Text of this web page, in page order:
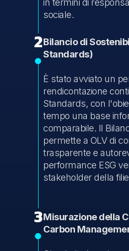
in termini di
sociale.
2Bilancio di
Standards)
È stato avviato un
rendicontazione
Standards, con
tempo una base
comparabile. Il
permette a OLV di
trasparente e
performance ESG
stakeholder della
3Misurazione della
Carbon